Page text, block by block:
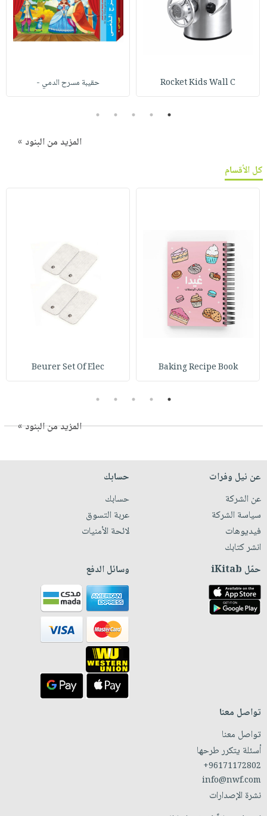
Rocket Kids Wall C حقيبة مسرح الدمي -
1
2
3
4
5
المزيد من البنود »
كل الأقسام
Baking Recipe Book
Beurer Set Of Elec
1
2
3
4
5
المزيد من البنود »
عن نيل وفرات
عن الشركة
سياسة الشركة
فيديوهات
انشر كتابك
حسابك
حسابك
عربة التسوق
لائحة الأمنيات
حمّل iKitab وسائل الدفع
تواصل معنا
تواصل معنا
أسئلة يتكرر طرحها
+96171172802
info@nwf.com
نشرة الإصدارات